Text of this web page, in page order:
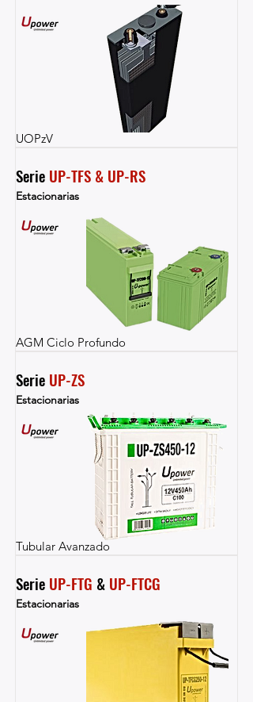
UOPzV
Serie UP-TFS & UP-RS
Estacionarias
AGM Ciclo Profundo
Serie UP-ZS
Estacionarias
Tubular Avanzado
Serie UP-FTG & UP-FTCG
Estacionarias